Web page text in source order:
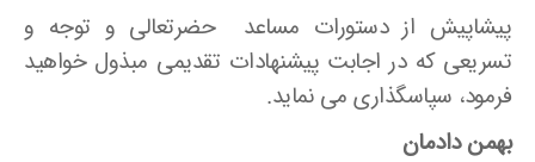
پیشاپیش از دستورات مساعد حضرتعالی و توجه و
تسریعی که در اجابت پیشنهادات تقدیمی مبذول خواهید
فرمود، سپاسگذاری می نماید.
بهمن دادمان